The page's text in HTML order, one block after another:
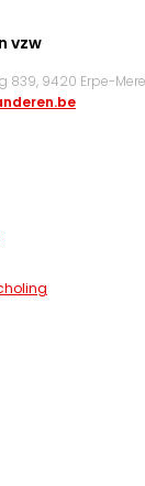
vzw
839, 9420 Erpe-Mere